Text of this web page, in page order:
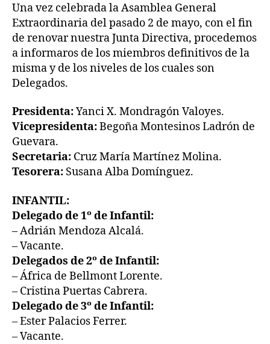
Una vez celebrada la Asamblea General
Extraordinaria del pasado 2 de mayo, con el fin
de renovar nuestra Junta Directiva, procedemos
a informaros de los miembros definitivos de la
misma y de los niveles de los cuales son
Delegados.
Presidenta:Yanci X. Mondragón Valoyes.
Vicepresidenta:Begoña Montesinos Ladrón de
Guevara.
Secretaria: Cruz María Martínez Molina.
Tesorera: Susana Alba Domínguez.
INFANTIL:
Delegado de 1º de Infantil:
– Adrián Mendoza Alcalá.
– Vacante.
Delegados de 2º de Infantil:
– África de Bellmont Lorente.
– Cristina Puertas Cabrera.
Delegado de 3º de Infantil:
– Ester Palacios Ferrer.
– Vacante.